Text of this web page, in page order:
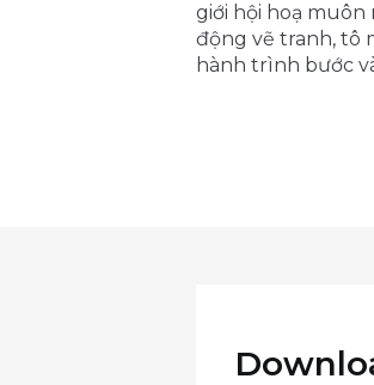
giới hội hoạ
động vẽ tranh, tô
hành trình bước